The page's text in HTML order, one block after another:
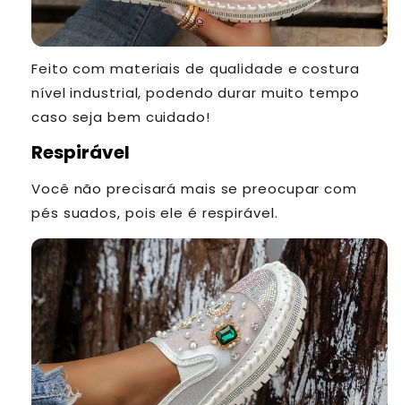
Feito com materiais de qualidade e costura
nível industrial, podendo durar muito tempo
caso seja bem cuidado!
Respirável
Você não precisará mais se preocupar com
pés suados, pois ele é respirável.